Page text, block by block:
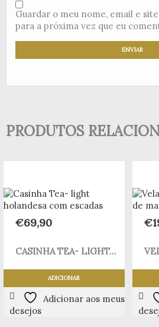
Guardar o meu nome, email e
para a próxima vez que eu
PRODUTOS
€69,90
CASINHA TEA- LIGHT...
ADICIONAR
Adicionar aos meus
desejos
€